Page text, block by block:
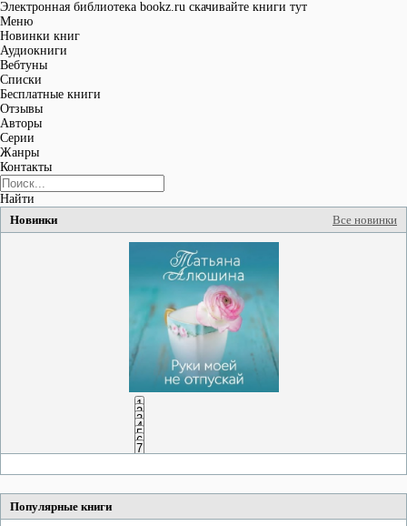
Электронная библиотека bookz.ru скачивайте книги тут
Меню
Новинки книг
Аудиокниги
Вебтуны
Списки
Бесплатные книги
Отзывы
Авторы
Серии
Жанры
Контакты
Найти
Новинки
Все новинки
Руки моей не отпускай
Татьяна Александровна
Алюшина
1
2
3
4
5
6
7
Популярные книги